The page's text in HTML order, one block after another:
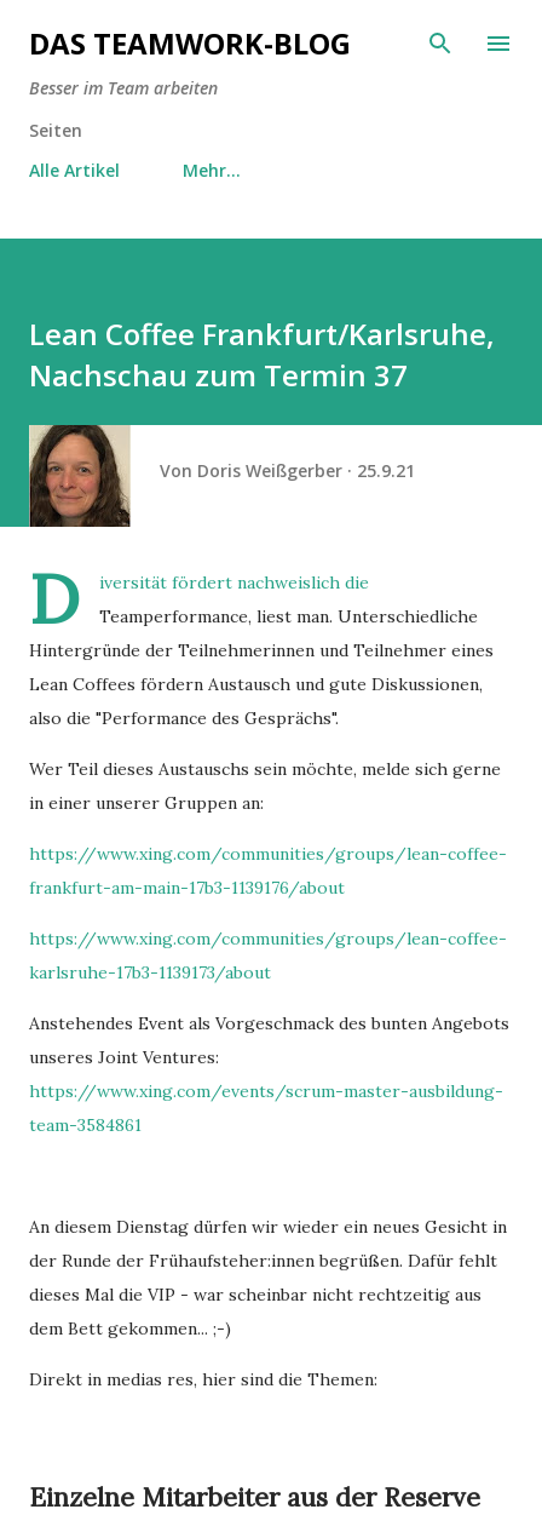
Direkt zum Hauptbereich
DAS TEAMWORK-BLOG
Besser im Team arbeiten
Seiten
Alle Artikel
Mehr…
Lean Coffee Frankfurt/Karlsruhe,
Nachschau zum Termin 37
Von Doris Weißgerber 25.9.21
D
iversität fördert nachweislich die
Teamperformance, liest man. Unterschiedliche
Hintergründe der Teilnehmerinnen und Teilnehmer eines
Lean Coffees fördern Austausch und gute Diskussionen,
also die "Performance des Gesprächs".
Wer Teil dieses Austauschs sein möchte, melde sich gerne
in einer unserer Gruppen an:
https://www.xing.com/communities/groups/lean-coffee-
frankfurt-am-main-17b3-1139176/about
https://www.xing.com/communities/groups/lean-coffee-
karlsruhe-17b3-1139173/about
Anstehendes Event als Vorgeschmack des bunten Angebots
unseres Joint Ventures:
https://www.xing.com/events/scrum-master-ausbildung-
team-3584861
An diesem Dienstag dürfen wir wieder ein neues Gesicht in
der Runde der Frühaufsteher:innen begrüßen. Dafür fehlt
dieses Mal die VIP - war scheinbar nicht rechtzeitig aus
dem Bett gekommen... ;-)
Direkt in medias res, hier sind die Themen:
Einzelne Mitarbeiter aus der Reserve